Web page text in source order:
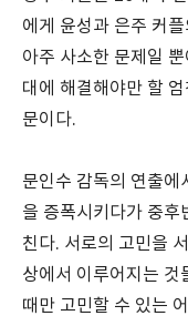
에게 윤성과 은주 커
아주 사소한 문제일
대에 해결해야만 할
문이다.
문인수 감독의 연출에
을 증폭시키다가 중후
친다. 서로의 고민을
상에서 이루어지는 것
때만 고민할 수 있는